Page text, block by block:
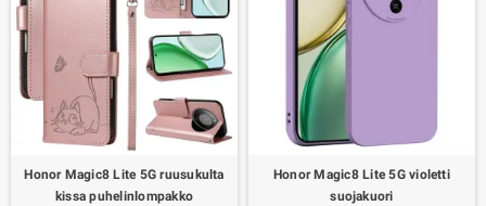
Honor Magic8 Lite 5G ruusukulta
kissa puhelinlompakko
Honor Magic8 Lite 5G violetti
suojakuori